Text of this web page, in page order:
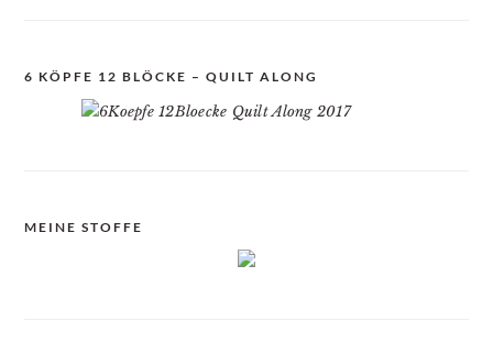
6 KÖPFE 12 BLÖCKE – QUILT ALONG
MEINE STOFFE